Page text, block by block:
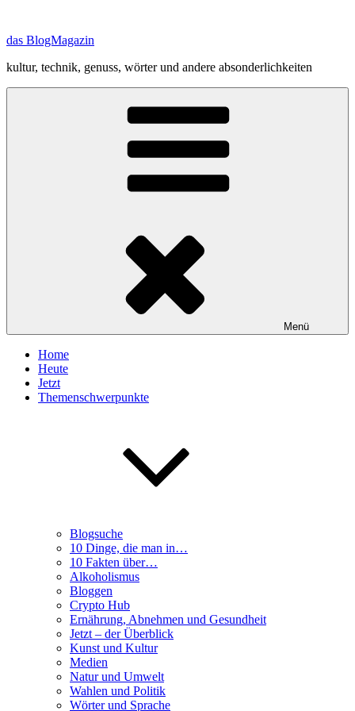
springen
das BlogMagazin
kultur, technik, genuss, wörter und andere absonderlichkeiten
Menü
Home
Heute
Jetzt
Themenschwerpunkte
Blogsuche
10 Dinge, die man in…
10 Fakten über…
Alkoholismus
Bloggen
Crypto Hub
Ernährung, Abnehmen und Gesundheit
Jetzt – der Überblick
Kunst und Kultur
Medien
Natur und Umwelt
Wahlen und Politik
Wörter und Sprache